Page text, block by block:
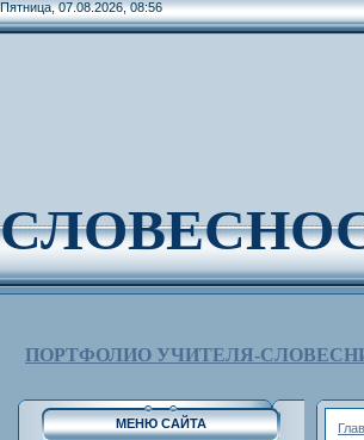
Пятница, 07.08.2026, 08:56
ПОРТФОЛИО УЧИТЕЛЯ-
МЕНЮ САЙТА